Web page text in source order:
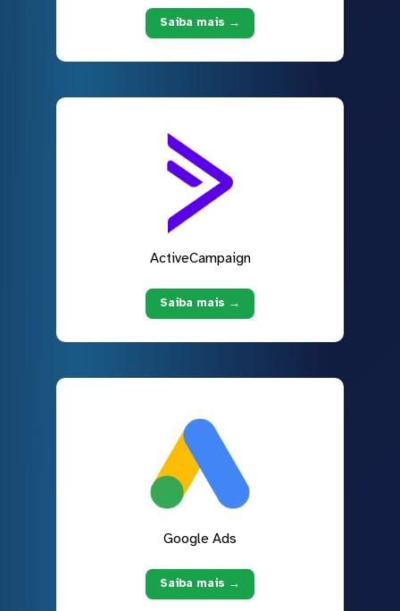
Saiba mais →
ActiveCampaign
Saiba mais →
Google Ads
Saiba mais →